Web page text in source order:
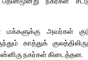
மக்களுக்கு அவர்கள்
காத்துக்
பன்னிரு நகர்கள் கிடைத்தன.